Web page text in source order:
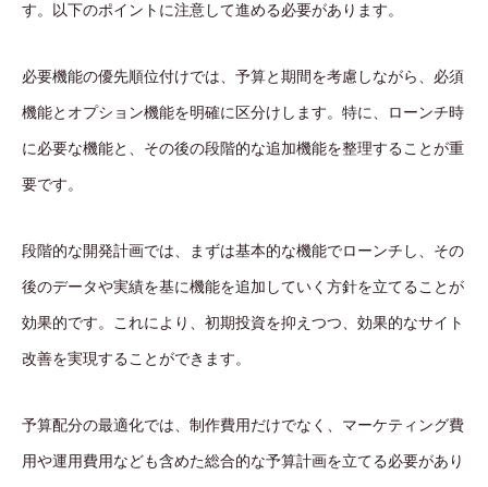
す。以下のポイントに注意して進める必要があります。
必要機能の優先順位付けでは、予算と期間を考慮しながら、必須
機能とオプション機能を明確に区分けします。特に、ローンチ時
に必要な機能と、その後の段階的な追加機能を整理することが重
要です。
段階的な開発計画では、まずは基本的な機能でローンチし、その
後のデータや実績を基に機能を追加していく方針を立てることが
効果的です。これにより、初期投資を抑えつつ、効果的なサイト
改善を実現することができます。
予算配分の最適化では、制作費用だけでなく、マーケティング費
用や運用費用なども含めた総合的な予算計画を立てる必要があり